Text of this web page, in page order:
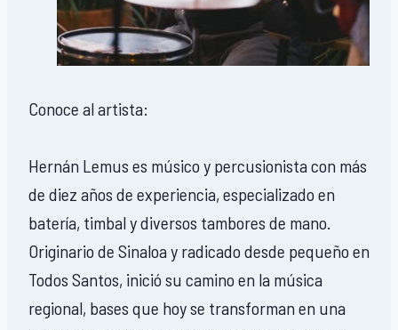
Conoce al artista:
Hernán Lemus es músico y percusionista con más
de diez años de experiencia, especializado en
batería, timbal y diversos tambores de mano.
Originario de Sinaloa y radicado desde pequeño en
Todos Santos, inició su camino en la música
regional, bases que hoy se transforman en una